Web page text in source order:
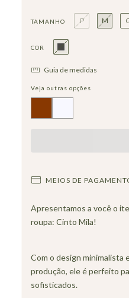
TAMANHO P M
COR
Guia de medidas
Veja outras opções
MEIOS DE
Apresentamos a você o
roupa: Cinto Mila!
Com o design minimalista
produção, ele é perfeito
sofisticados.